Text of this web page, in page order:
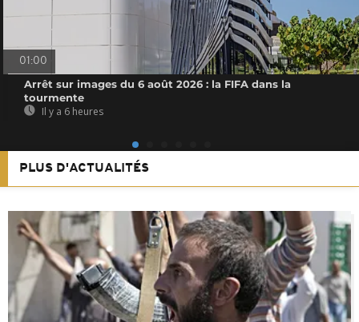
01:00
Arrêt sur images du 6 août 2026 : la FIFA dans la
tourmente
Il y a 6 heures
PLUS D'ACTUALITÉS